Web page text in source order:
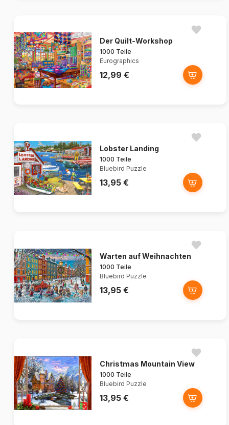
Der Quilt-Workshop
1000 Teile
Eurographics
12,99 €
Lobster Landing
1000 Teile
Bluebird Puzzle
13,95 €
Warten auf Weihnachten
1000 Teile
Bluebird Puzzle
13,95 €
Christmas Mountain View
1000 Teile
Bluebird Puzzle
13,95 €